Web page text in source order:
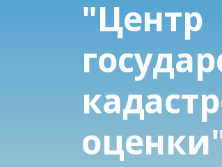
"Центр